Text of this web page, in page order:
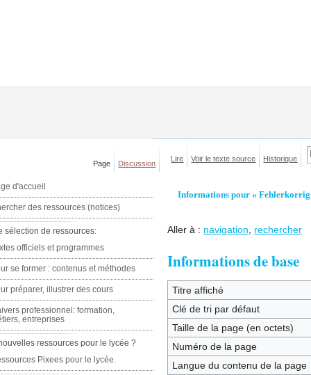
Informations pour «
Aller à : navigation rechercher
Informations de base
Titre affiché
Clé de tri par défaut
Taille de la page (en octets)
Numéro de la page
Langue du contenu de la page
Page Discussion
Lire Voir le texte source Historique
d'accueil
des ressources (notices)
sélection de ressources:
officiels et programmes
se former : contenus et méthodes
préparer, illustrer des cours
professionnel: formation,
entreprises
ressources pour le lycée ?
Pixees pour le lycée.